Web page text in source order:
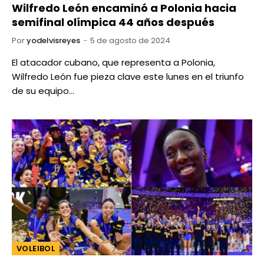
Wilfredo León encaminó a Polonia hacia
semifinal olímpica 44 años después
Poryodelvisreyes 5 de agosto de 2024
El atacador cubano, que representa a Polonia,
Wilfredo León fue pieza clave este lunes en el triunfo
de su equipo…
VOLEIBOL